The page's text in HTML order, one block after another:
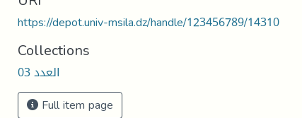
https://depot.univ-msila.dz/handle/123456789/14310
Collections
العدد 03
Full item page